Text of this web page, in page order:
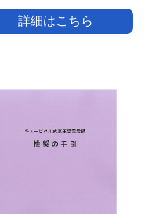
詳細はこちら